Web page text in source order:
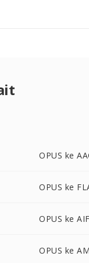
OPUS ke
OPUS ke
OPUS ke
OPUS ke